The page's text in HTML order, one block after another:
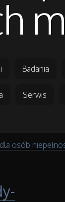
Badania
Serwis
osób